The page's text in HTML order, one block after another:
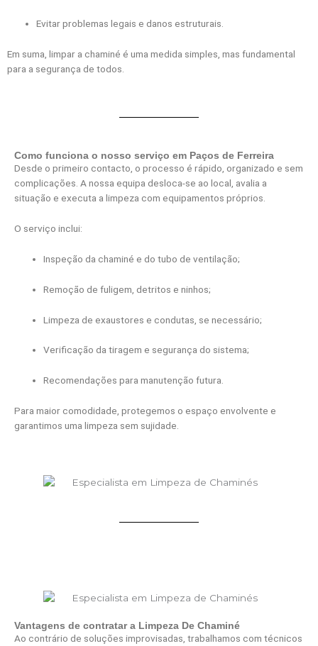
Evitar problemas legais e danos estruturais.
Em suma, limpar a chaminé é uma medida simples, mas fundamental
para a segurança de todos.
Como funciona o nosso serviço em Paços de Ferreira
Desde o primeiro contacto, o processo é rápido, organizado e sem
complicações. A nossa equipa desloca-se ao local, avalia a
situação e executa a limpeza com equipamentos próprios.
O serviço inclui:
Inspeção da chaminé e do tubo de ventilação;
Remoção de fuligem, detritos e ninhos;
Limpeza de exaustores e condutas, se necessário;
Verificação da tiragem e segurança do sistema;
Recomendações para manutenção futura.
Para maior comodidade, protegemos o espaço envolvente e
garantimos uma limpeza sem sujidade.
Vantagens de contratar a Limpeza De Chaminé
Ao contrário de soluções improvisadas, trabalhamos com técnicos